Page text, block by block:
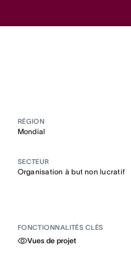
RÉGION
Mondial
SECTEUR
Organisation à but non lucratif
FONCTIONNALITÉS CLÉS
Vues de projet